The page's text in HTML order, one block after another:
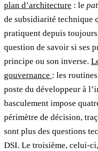
plan d’architecture : le
de subsidiarité technique
pratiquent depuis
question de savoir si ses
principe ou son inverse.
gouvernance : les
poste du développeur à
basculement impose
périmètre de décision,
sont plus des questions
DSI. Le troisième, celui-